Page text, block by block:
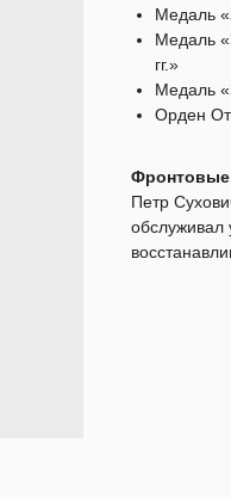
Медаль
Медаль
гг.»
Медаль
Орден
Петр
обслуживал